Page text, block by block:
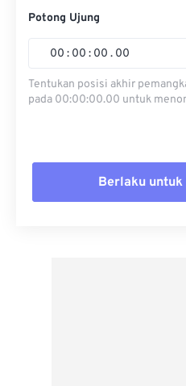
Potong Ujung
00 : 00 : 00 . 00
Tentukan posisi akhir
pada 00:00:00.00 untuk
Berlaku untuk